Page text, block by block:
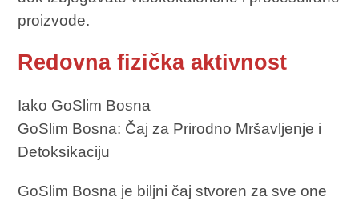
proizvode.
Redovna fizička aktivnost
Iako GoSlim Bosna
GoSlim Bosna: Čaj za Prirodno Mršavljenje i
Detoksikaciju
GoSlim Bosna je biljni čaj stvoren za sve one